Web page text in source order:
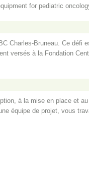
for pediatric
Charles-Bruneau. Ce défi
versés à la Fondation
à la mise en place et
équipe de projet, vous